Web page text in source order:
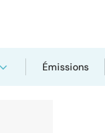
Émissions